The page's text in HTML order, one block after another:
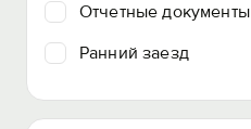
Отчетные документы
Ранний заезд